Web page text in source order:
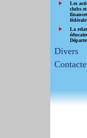
Les
clubs
fédérale
La
Divers